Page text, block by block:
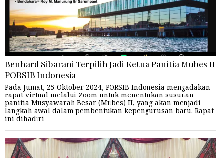
Benhard Sibarani Terpilih Jadi Ketua Panitia Mubes II
PORSIB Indonesia
Pada Jumat, 25 Oktober 2024, PORSIB Indonesia mengadakan
rapat virtual melalui Zoom untuk menentukan susunan
panitia Musyawarah Besar (Mubes) II, yang akan menjadi
langkah awal dalam pembentukan kepengurusan baru. Rapat
ini dihadiri